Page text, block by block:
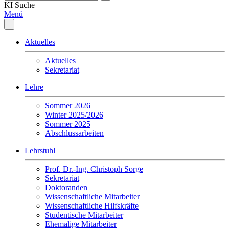
KI Suche
Menü
Aktuelles
Aktuelles
Sekretariat
Lehre
Sommer 2026
Winter 2025/2026
Sommer 2025
Abschlussarbeiten
Lehrstuhl
Prof. Dr.-Ing. Christoph Sorge
Sekretariat
Doktoranden
Wissenschaftliche Mitarbeiter
Wissenschaftliche Hilfskräfte
Studentische Mitarbeiter
Ehemalige Mitarbeiter